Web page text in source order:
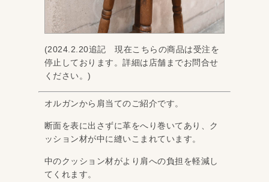
(2024.2.20追記 現在こちらの商品は受注を
停止しております。詳細は店舗までお問合せ
ください。)
オルガンから肩当てのご紹介です。
断面を表に出さずに革をへり巻いてあり、ク
ッション材が中に縫いこまれています。
中のクッション材がより肩への負担を軽減し
てくれます。